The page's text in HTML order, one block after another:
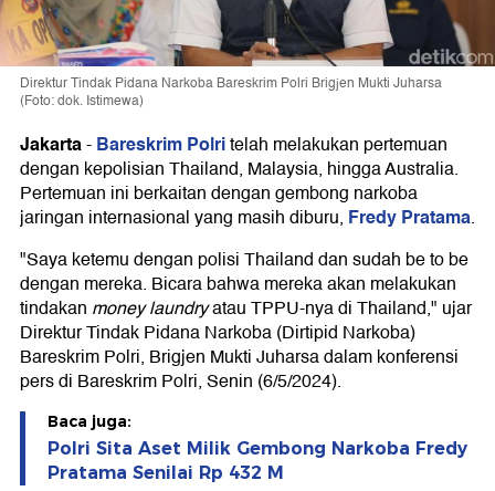
Direktur Tindak Pidana Narkoba Bareskrim Polri Brigjen Mukti Juharsa
(Foto: dok. Istimewa)
Jakarta-Bareskrim Polritelah melakukan pertemuan
dengan kepolisian Thailand, Malaysia, hingga Australia.
Pertemuan ini berkaitan dengan gembong narkoba
jaringan internasional yang masih diburu, Fredy Pratama.
"Saya ketemu dengan polisi Thailand dan sudah be to be
dengan mereka. Bicara bahwa mereka akan melakukan
tindakan money laundryatau TPPU-nya di Thailand," ujar
Direktur Tindak Pidana Narkoba (Dirtipid Narkoba)
Bareskrim Polri, Brigjen Mukti Juharsa dalam konferensi
pers di Bareskrim Polri, Senin (6/5/2024).
Baca juga:
Polri Sita Aset Milik Gembong Narkoba Fredy
Pratama Senilai Rp 432 M